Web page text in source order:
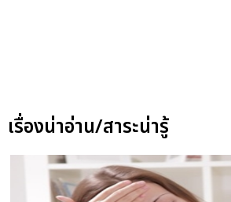
เรื่องน่าอ่าน/สาระน่ารู้